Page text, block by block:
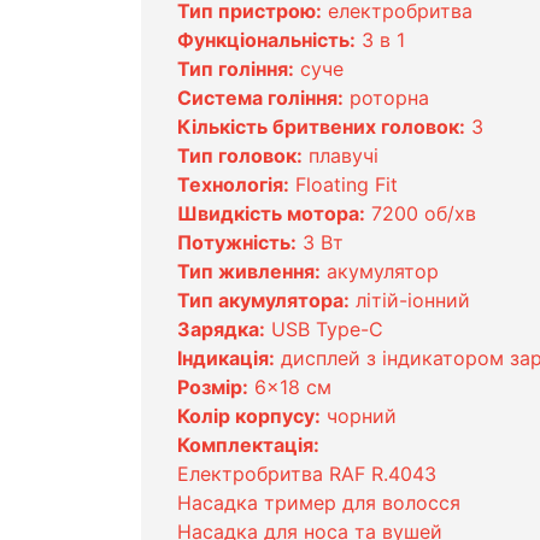
Тип пристрою: електробритва
Функціональність: 3 в 1
Тип гоління: суче
Система гоління: роторна
Кількість бритвених головок: 3
Тип головок: плавучі
Технологія: Floating Fit
Швидкість мотора: 7200 об/хв
Потужність: 3 Вт
Тип живлення: акумулятор
Тип акумулятора: літій-іонний
Зарядка: USB Type-C
Індикація: дисплей з індикатором
Розмір: 6×18 см
Колір корпусу: чорний
Комплектація:
Електробритва RAF R.4043
Насадка тример для волосся
Насадка для носа та вушей